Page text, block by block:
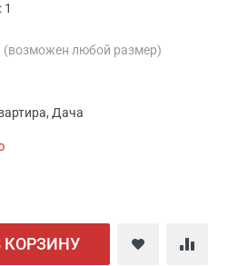
1
(возможен любой размер)
Дача
КОРЗИНУ